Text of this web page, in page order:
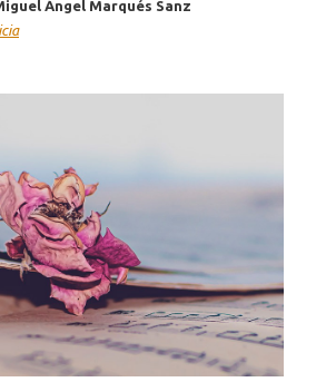
Ángel Marqués Sanz